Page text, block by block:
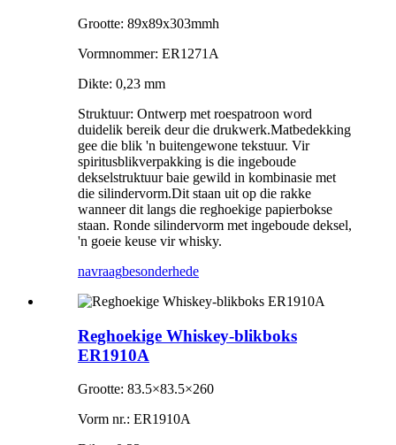
Grootte: 89x89x303mmh
Vormnommer: ER1271A
Dikte: 0,23 mm
Struktuur: Ontwerp met roespatroon word
duidelik bereik deur die drukwerk.Matbedekking
gee die blik 'n buitengewone tekstuur. Vir
spiritusblikverpakking is die ingeboude
dekselstruktuur baie gewild in kombinasie met
die silindervorm.Dit staan ​​uit op die rakke
wanneer dit langs die reghoekige papierbokse
staan. Ronde silindervorm met ingeboude deksel,
'n goeie keuse vir whisky.
navraagbesonderhede
Reghoekige Whiskey-blikboks
ER1910A
Grootte: 83.5×83.5×260
Vorm nr.: ER1910A